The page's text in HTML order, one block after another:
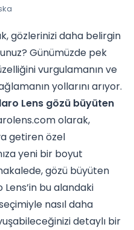
gözlerinizi daha belirgin
Günümüzde pek
vurgulamanın ve
yollarını arıyor.
Lens gözü büyüten
olarak,
getiren özel
yeni bir boyut
gözü büyüten
Lens’in bu alandaki
nasıl daha
detaylı bir